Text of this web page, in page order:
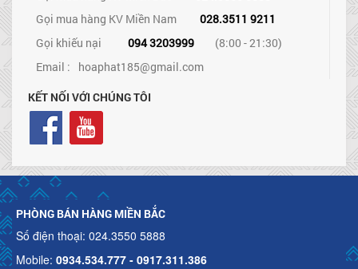
Gọi mua hàng KV Miền Nam
028.3511 9211
Gọi khiếu nại
094 3203999
(8:00 - 21:30)
Email : hoaphat185@gmail.com
KẾT NỐI VỚI CHÚNG TÔI
PHÒNG BÁN HÀNG MIỀN BẮC
Số điện thoại: 024.3550 5888
Mobile: 0934.534.777 - 0917.311.386